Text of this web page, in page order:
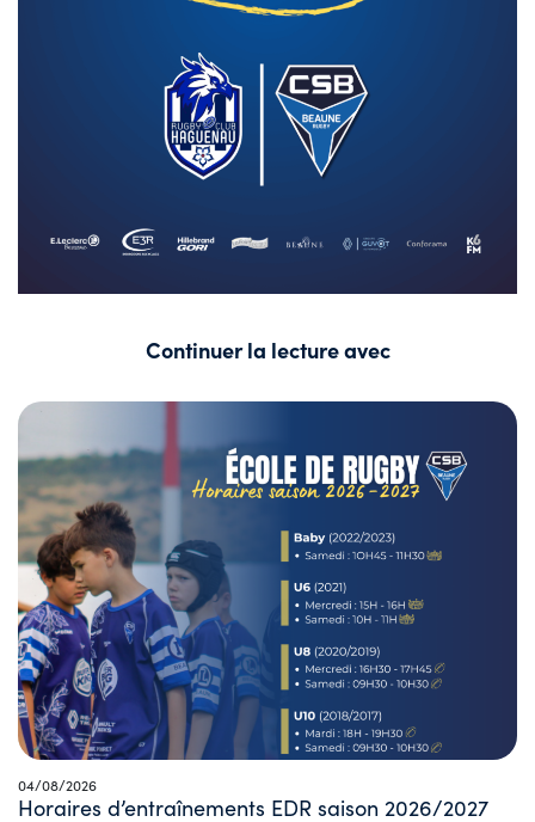
Continuer la lecture avec
04/08/2026
Horaires d’entraînements EDR saison 2026/2027